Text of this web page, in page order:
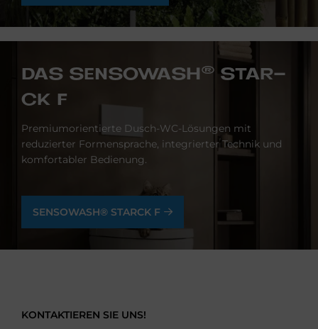
DAS SEN­SO­WA­S­H® STAR­
CK F
Premiumorientierte Dusch-WC-Lösungen mit
reduzierter Formensprache, integrierter Technik und
komfortabler Bedienung.
SENSOWASH® STARCK F
KONTAKTIEREN SIE UNS!